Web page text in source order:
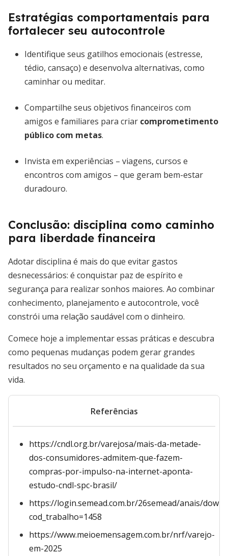
Estratégias comportamentais para
fortalecer seu autocontrole
Identifique seus gatilhos emocionais (estresse,
tédio, cansaço) e desenvolva alternativas, como
caminhar ou meditar.
Compartilhe seus objetivos financeiros com
amigos e familiares para criar comprometimento
público com metas.
Invista em experiências – viagens, cursos e
encontros com amigos – que geram bem-estar
duradouro.
Conclusão: disciplina como caminho
para liberdade financeira
Adotar disciplina é mais do que evitar gastos
desnecessários: é conquistar paz de espírito e
segurança para realizar sonhos maiores. Ao combinar
conhecimento, planejamento e autocontrole, você
constrói uma relação saudável com o dinheiro.
Comece hoje a implementar essas práticas e descubra
como pequenas mudanças podem gerar grandes
resultados no seu orçamento e na qualidade da sua
vida.
Referências
https://cndl.org.br/varejosa/mais-da-metade-
dos-consumidores-admitem-que-fazem-
compras-por-impulso-na-internet-aponta-
estudo-cndl-spc-brasil/
https://login.semead.com.br/26semead/anais/
cod_trabalho=1458
https://www.meioemensagem.com.br/nrf/varejo-
em-2025